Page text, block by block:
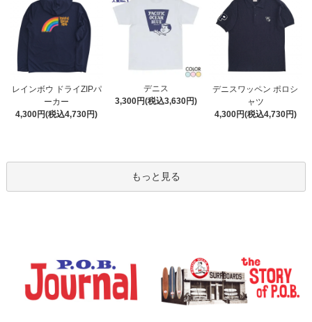
レインボウ ドライZIPパ
ーカー
4,300円(税込4,730円)
デニス
3,300円(税込3,630円)
デニスワッペン ポロシ
ャツ
4,300円(税込4,730円)
もっと見る